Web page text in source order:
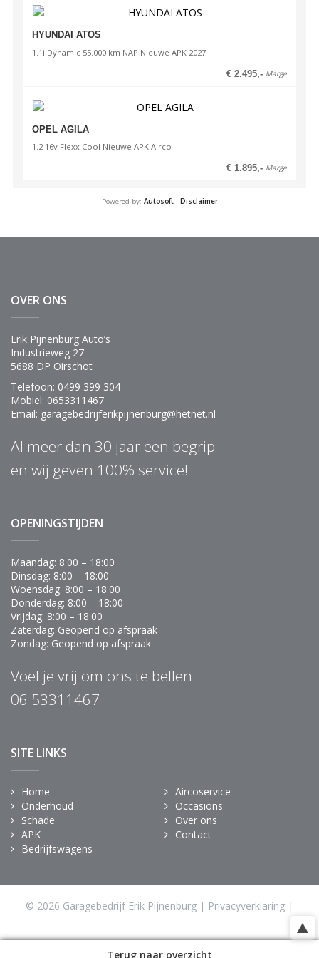
Terug naar overzicht
HYUNDAI ATOS
1.1i Dynamic 55.000 km NAP Nieuwe APK 2027
€ 2.495,- Marge
OPEL AGILA
1.2 16v Flexx Cool Nieuwe APK Airco
€ 1.895,- Marge
Powered by: Autosoft- Disclaimer
OVER ONS
Erik Pijnenburg Auto’s
Industrieweg 27
5688 DP Oirschot
Telefoon: 0499 399 304
Mobiel: 0653311467
Email: garagebedrijferikpijnenburg@hetnet.nl
Al meer dan 30 jaar een begrip
en wij geven 100% service!
OPENINGSTIJDEN
Maandag: 8:00 – 18:00
Dinsdag: 8:00 – 18:00
Woensdag: 8:00 – 18:00
Donderdag: 8:00 – 18:00
Vrijdag: 8:00 – 18:00
Zaterdag: Geopend op afspraak
Zondag: Geopend op afspraak
Voel je vrij om ons te bellen
06 53311467
SITE LINKS
Home
Onderhoud
Schade
APK
Bedrijfswagens
Aircoservice
Occasions
Over ons
Contact
© 2026 Garagebedrijf Erik Pijnenburg | Privacyverklaring |